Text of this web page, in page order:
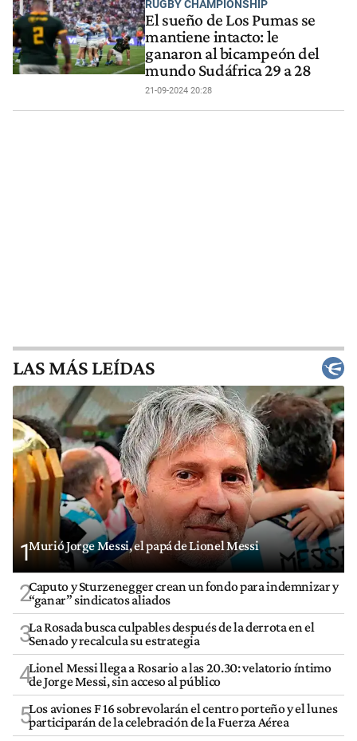
RUGBY CHAMPIONSHIP
El sueño de Los Pumas se
mantiene intacto: le
ganaron al bicampeón del
mundo Sudáfrica 29 a 28
21-09-2024 20:28
LAS MÁS LEÍDAS
1Murió Jorge Messi, el papá de Lionel Messi
2Caputo y Sturzenegger crean un fondo para indemnizar y
“ganar” sindicatos aliados
3La Rosada busca culpables después de la derrota en el
Senado y recalcula su estrategia
4Lionel Messi llega a Rosario a las 20.30: velatorio íntimo
de Jorge Messi, sin acceso al público
5Los aviones F 16 sobrevolarán el centro porteño y el lunes
participarán de la celebración de la Fuerza Aérea